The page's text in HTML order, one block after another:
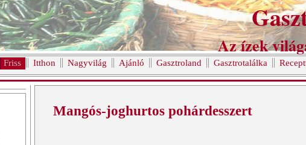
Az ízek
Friss Itthon Nagyvilág Ajánló Gasztroland Gasztrotalálka
Mangós-joghurtos pohárdesszert